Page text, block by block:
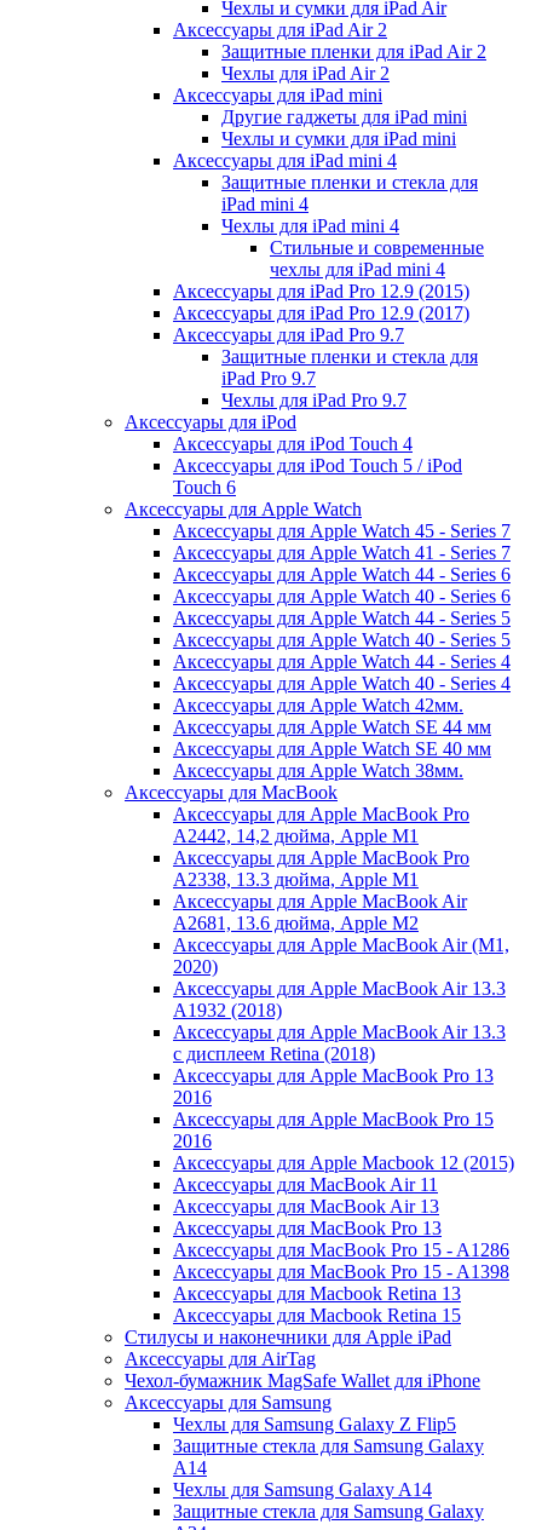
Чехлы и сумки для iPad Air
Аксессуары для iPad Air 2
Защитные пленки для iPad Air 2
Чехлы для iPad Air 2
Аксессуары для iPad mini
Другие гаджеты для iPad mini
Чехлы и сумки для iPad mini
Аксессуары для iPad mini 4
Защитные пленки и стекла для
iPad mini 4
Чехлы для iPad mini 4
Стильные и современные
чехлы для iPad mini 4
Аксессуары для iPad Pro 12.9 (2015)
Аксессуары для iPad Pro 12.9 (2017)
Аксессуары для iPad Pro 9.7
Защитные пленки и стекла для
iPad Pro 9.7
Чехлы для iPad Pro 9.7
Аксессуары для iPod
Аксессуары для iPod Touch 4
Аксессуары для iPod Touch 5 / iPod
Touch 6
Аксессуары для Apple Watch
Аксессуары для Apple Watch 45 - Series 7
Аксессуары для Apple Watch 41 - Series 7
Аксессуары для Apple Watch 44 - Series 6
Аксессуары для Apple Watch 40 - Series 6
Аксессуары для Apple Watch 44 - Series 5
Аксессуары для Apple Watch 40 - Series 5
Аксессуары для Apple Watch 44 - Series 4
Аксессуары для Apple Watch 40 - Series 4
Аксессуары для Apple Watch 42мм.
Аксессуары для Apple Watch SE 44 мм
Аксессуары для Apple Watch SE 40 мм
Аксессуары для Apple Watch 38мм.
Аксессуары для MacBook
Аксессуары для Apple MacBook Pro
A2442, 14,2 дюйма, Apple M1
Аксессуары для Apple MacBook Pro
A2338, 13.3 дюйма, Apple M1
Аксессуары для Apple MacBook Air
A2681, 13.6 дюйма, Apple M2
Аксессуары для Apple MacBook Air (M1,
2020)
Аксессуары для Apple MacBook Air 13.3
A1932 (2018)
Аксессуары для Apple MacBook Air 13.3
с дисплеем Retina (2018)
Аксессуары для Apple MacBook Pro 13
2016
Аксессуары для Apple MacBook Pro 15
2016
Аксессуары для Apple Macbook 12 (2015)
Аксессуары для MacBook Air 11
Аксессуары для MacBook Air 13
Аксессуары для MacBook Pro 13
Аксессуары для MacBook Pro 15 - A1286
Аксессуары для MacBook Pro 15 - A1398
Аксессуары для Macbook Retina 13
Аксессуары для Macbook Retina 15
Стилусы и наконечники для Apple iPad
Аксессуары для AirTag
Чехол-бумажник MagSafe Wallet для iPhone
Аксессуары для Samsung
Чехлы для Samsung Galaxy Z Flip5
Защитные стекла для Samsung Galaxy
A14
Чехлы для Samsung Galaxy A14
Защитные стекла для Samsung Galaxy